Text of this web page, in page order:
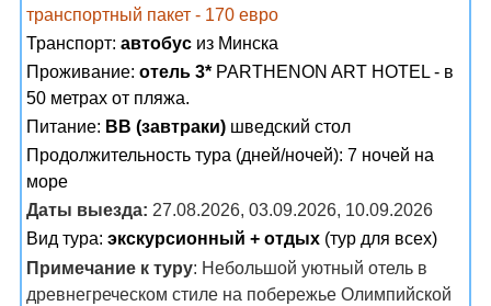
транспортный пакет - 170 евро
Транспорт: автобус из Минска
Проживание: отель 3* PARTHENON ART HOTEL - в
50 метрах от пляжа.
Питание: BB (завтраки) шведский стол
Продолжительность тура (дней/ночей): 7 ночей на
море
Даты выезда: 27.08.2026, 03.09.2026, 10.09.2026
Вид тура: экскурсионный + отдых (тур для всех)
Примечание к туру: Небольшой уютный отель в
древнегреческом стиле на побережье Олимпийской